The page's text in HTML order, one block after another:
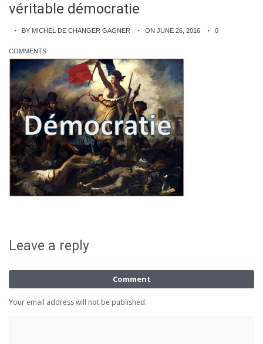
véritable démocratie
BY MICHEL DE CHANGER GAGNER ON JUNE 26, 2016 0
COMMENTS
Leave a reply
Comment
Your email address will not be published.